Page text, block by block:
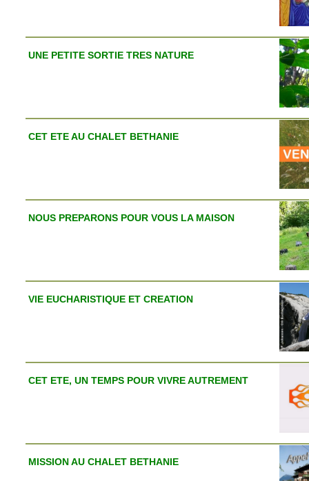
UNE PETITE SORTIE TRES NATURE
CET ETE AU CHALET BETHANIE
NOUS PREPARONS POUR VOUS LA MAISON
VIE EUCHARISTIQUE ET CREATION
CET ETE, UN TEMPS POUR VIVRE AUTREMENT
MISSION AU CHALET BETHANIE